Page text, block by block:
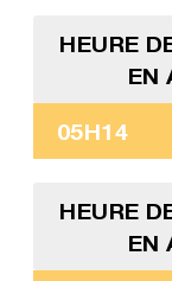
HEURE
EN
05H14
HEURE
EN